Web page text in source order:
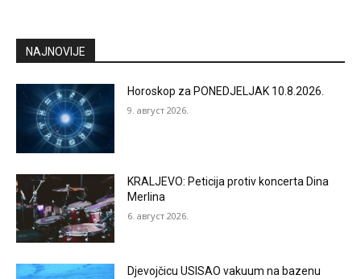
NAJNOVIJE
Horoskop za PONEDJELJAK 10.8.2026.
9. август 2026.
KRALJEVO: Peticija protiv koncerta Dina
Merlina
6. август 2026.
Djevojčicu USISAO vakuum na bazenu